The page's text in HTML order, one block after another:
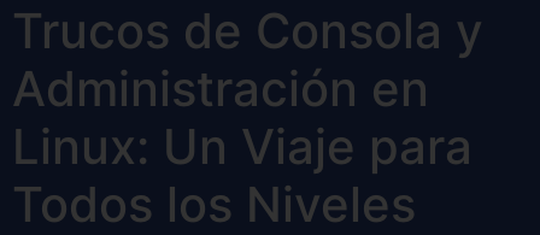
Trucos de Consola y
Administración en
Linux: Un Viaje para
Todos los Niveles